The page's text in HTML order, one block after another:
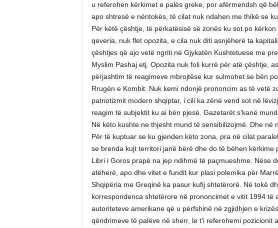
u referohen kërkimet e palës greke, por afërmendsh që
apo shtresë e nëntokës, të cilat nuk ndahen me thikë se
Për këtë çështje, të përkatësisë së zonës ku sot po
qeveria, nuk flet opozita, e cila nuk diti asnjëherë ta
çështjes që ajo vetë ngriti në Gjykatën Kushtetuese me
Myslim Pashaj etj. Opozita nuk foli kurrë për atë çështje,
përjashtim të reagimeve mbrojtëse kur sulmohet se bën
Rrugën e Kombit. Nuk kemi ndonjë prononcim as të vetë
patriotizmit modern shqiptar, i cili ka zënë vend sot në
reagim të subjektit ku ai bën pjesë. Gazetarët s’kanë
Në këto kushte ne thjesht mund të sensibilizojmë. Dhe në
Për të kuptuar se ku gjenden këto zona, pra në cilat
se brenda kujt territori janë bërë dhe do të bëhen kërkime
Libri i Goros prapë na jep ndihmë të paçmueshme. Nëse
atëherë, apo dhe vitet e fundit kur plasi polemika për
Shqipëria me Greqinë ka pasur kufij shtetërorë. Në tokë
korrespondenca shtetërore në prononcimet e vitit 1994 të
autoriteteve amerikane që u përfshinë në zgjidhjen e
qëndrimeve të palëve në sherr, le t’i referohemi pozicionit